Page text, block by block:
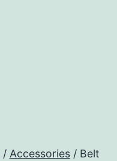
/ Accessories/ Belt